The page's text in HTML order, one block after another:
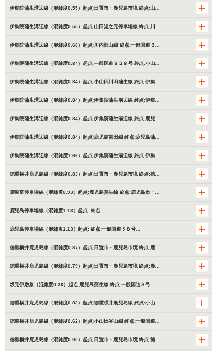
伊集院蒲生溝辺線（混雑度0.55）起点:日置市・鹿児島市境 終点:山…
伊集院蒲生溝辺線（混雑度0.55）起点:山田湯之元停車場線 終点:川…
伊集院蒲生溝辺線（混雑度0.68）起点:川内郡山線 終点:一般国道３…
伊集院蒲生溝辺線（混雑度0.84）起点:一般国道３２８号 終点:小山…
伊集院蒲生溝辺線（混雑度0.84）起点:小山田川田蒲生線 終点:伊集…
伊集院蒲生溝辺線（混雑度0.84）起点:伊集院蒲生溝辺線 終点:伊集…
伊集院蒲生溝辺線（混雑度0.84）起点:伊集院蒲生溝辺線 終点:鹿児…
伊集院蒲生溝辺線（混雑度0.84）起点:鹿児島吉田線 終点:鹿児島蒲…
伊集院蒲生溝辺線（混雑度1.66）起点:伊集院蒲生溝辺線 終点:伊集…
徳重横井鹿児島線（混雑度0.83）起点:日置市・鹿児島市境 終点:徳…
麓重富停車場線（混雑度0.93）起点:鹿児島蒲生線 終点:鹿児島市・…
鹿児島停車場線（混雑度1.13）起点: 終点:…
鹿児島停車場線（混雑度1.13）起点: 終点:一般国道５８号…
徳重横井鹿児島線（混雑度0.87）起点:日置市・鹿児島市境 終点:鹿…
徳重横井鹿児島線（混雑度0.79）起点:日置市・鹿児島市境 終点:鹿…
坂元伊敷線（混雑度0.38）起点:鹿児島蒲生線 終点:一般国道３号…
徳重横井鹿児島線（混雑度0.83）起点:徳重横井鹿児島線 終点:小山…
徳重横井鹿児島線（混雑度0.62）起点:小山田谷山線 終点:一般国道…
徳重横井鹿児島線（混雑度0.00）起点:日置市・鹿児島市境 終点:徳…